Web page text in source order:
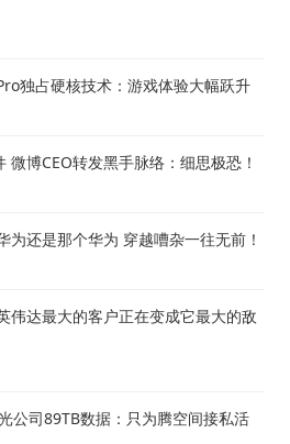
独占硬核技术：游戏体验大幅跃升
微博CEO转发黑手脉络：细思极恐！
为还是那个华为 穿越嘈杂一往无前！
伟达最大的客户正在变成它最大的敌
公司89TB数据：只为腾空间接私活